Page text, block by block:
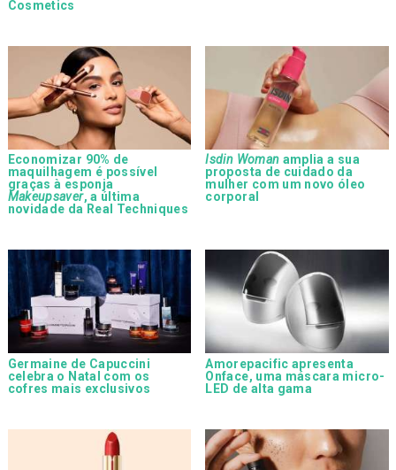
Cosmetics
Economizar 90% de
maquilhagem é possível
graças à esponja
Makeupsaver, a última
novidade da Real Techniques
Isdin Woman amplia a sua
proposta de cuidado da
mulher com um novo óleo
corporal
Germaine de Capuccini
celebra o Natal com os
cofres mais exclusivos
Amorepacific apresenta
Onface, uma máscara micro-
LED de alta gama